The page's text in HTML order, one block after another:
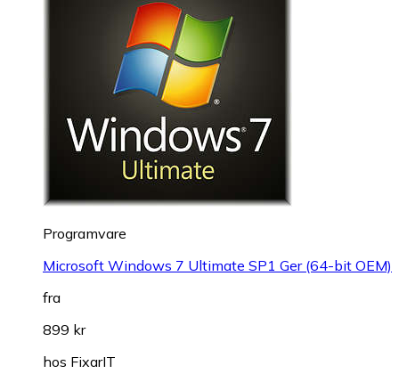
Programvare
Microsoft Windows 7 Ultimate SP1 Ger (64-bit OEM)
fra
899 kr
hos FixarIT